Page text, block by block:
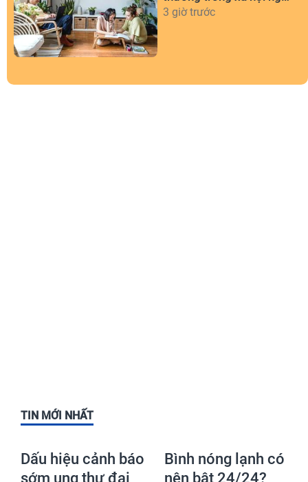
nay
3 giờ trước
TIN MỚI NHẤT
Dấu hiệu cảnh báo
sớm ung thư đại
Bình nóng lạnh có
nên bật 24/24?